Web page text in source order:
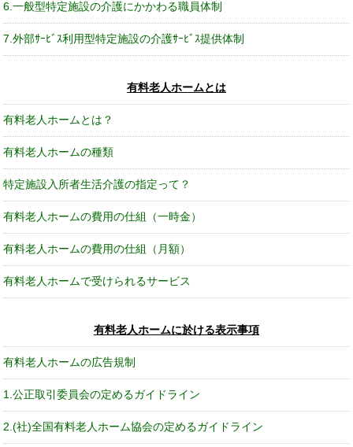
6.一般型特定施設の介護にかかわる職員体制
7.外部ｻｰﾋﾞｽ利用型特定施設の介護ｻｰﾋﾞｽ提供体制
有料老人ホームとは
有料老人ホームとは？
有料老人ホームの種類
特定施設入所者生活介護の指定って？
有料老人ホームの費用の仕組（一時金）
有料老人ホームの費用の仕組（月額）
有料老人ホームで受けられるサービス
有料老人ホームに於ける表示事項
有料老人ホームの広告規制
1.公正取引委員会の定めるガイドライン
2.(社)全国有料老人ホーム協会の定めるガイドライン